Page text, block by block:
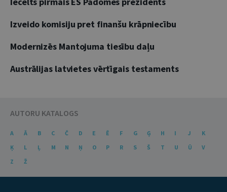
Izveido komisiju pret finanšu krāpniecību
Modernizēs Mantojuma tiesību daļu
Austrālijas latvietes vērtīgais testaments
AUTORU KATALOGS
A Ā B C Č D E Ē F G Ģ H I J
K
Ķ
L Ļ M N Ņ O P R S Š T U Ū
V
Z
Ž